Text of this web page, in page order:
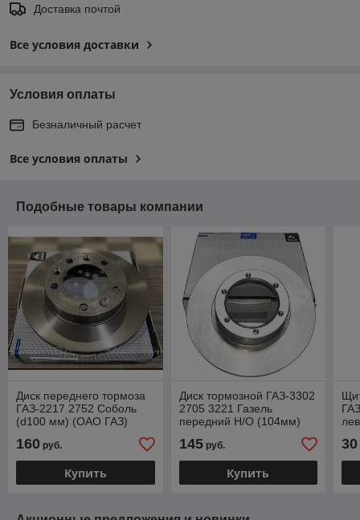
Доставка почтой
Все условия доставки
Условия оплаты
Безналичный расчет
Все условия оплаты
Подобные товары компании
Диск переднего тормоза
ГАЗ-2217 2752 Соболь
(d100 мм) (ОАО ГАЗ)
160 руб.
Купить
Диск тормозной ГАЗ-3302
2705 3221 Газель
передний Н/О (104мм)
3501077
145руб.
Купить
30